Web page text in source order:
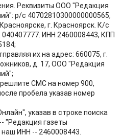
Реквизиты ООО "Редакция
р/с 40702810300000000565,
г. Красноярск. К/с
ИНН 2460008443, КПП
их на адрес: 660075, г.
д. 17, ООО "Редакция
СМС на номер 900,
пробела указав номер
указав в строке поиска
"Редакция газеты
ИНН -- 2460008443.